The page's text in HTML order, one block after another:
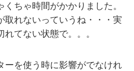
ちゃ時間がかかりました。
取れないっていうね・・・実
てない状態で。。。
ーを使う時に影響がでなけれ